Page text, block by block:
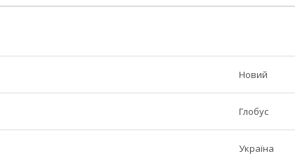
Новий
Глобус
Україна